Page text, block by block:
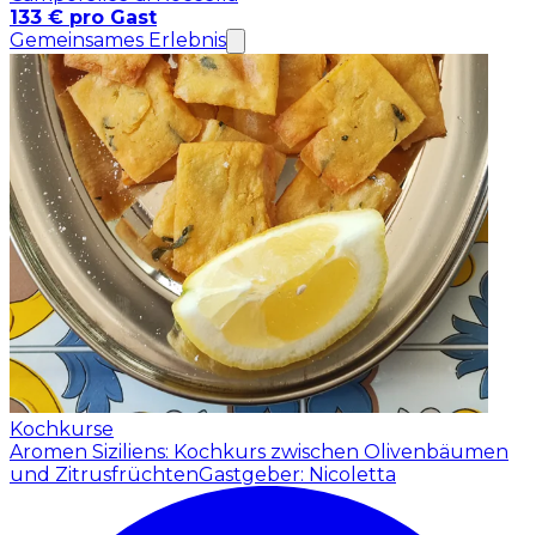
133 € pro Gast
Gemeinsames Erlebnis
Kochkurse
Aromen Siziliens: Kochkurs zwischen Olivenbäumen
und ZitrusfrüchtenGastgeber: Nicoletta